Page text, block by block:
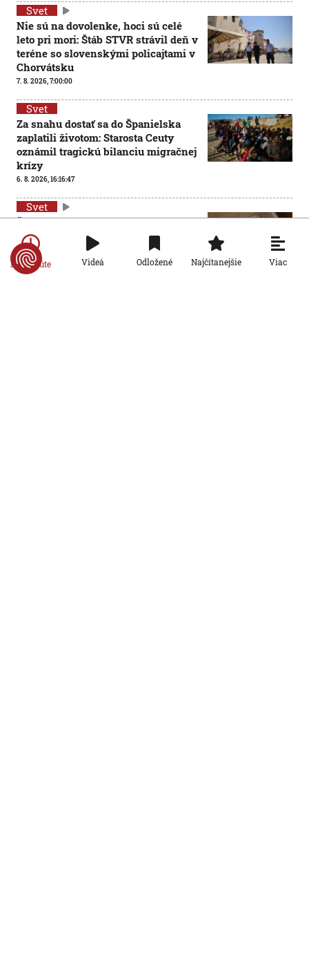
Svet
Nie sú na dovolenke, hoci sú celé
leto pri mori: Štáb STVR strávil deň v
teréne so slovenskými policajtami v
Chorvátsku
7. 8. 2026, 7:00:00
Svet
Za snahu dostať sa do Španielska
zaplatili životom: Starosta Ceuty
oznámil tragickú bilanciu migračnej
krízy
6. 8. 2026, 16:16:47
Svet
Žena v Taliansku omylom vyhodila
žreb s výhrou milión eur. Smetiari ho
hľadali dva dni
6. 8. 2026, 15:49:55
Po minúte Videá Odložené Najčítanejšie Viac